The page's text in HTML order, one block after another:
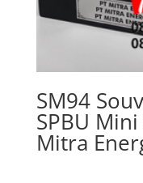
SM94
SPBU
Mitra